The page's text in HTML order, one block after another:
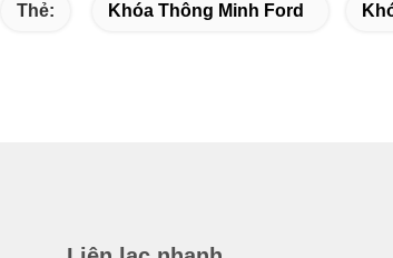
Thẻ: Khóa Thông Minh Ford